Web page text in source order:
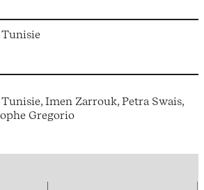
Imen Zarrouk, Petra Swais,
Gregorio